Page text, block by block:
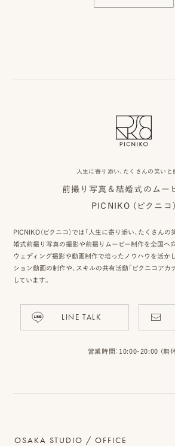
人生に寄り添い、たくさんの笑いと
前撮り写真＆結婚式のムー
PICNIKO (ピクニコ)
PICNIKO（ピクニコ）では「人生に寄り添い、たくさんの
婚式前撮り写真の撮影や前撮りムービー制作を全国へ向
ウェディング撮影や動画制作で培ったノウハウを活か
ション動画の制作や、スキルの共有活動「ピクニコアカ
しています。
LINE TALK
営業時間：10:00-20:00 (無
OSAKA STUDIO / OFFICE